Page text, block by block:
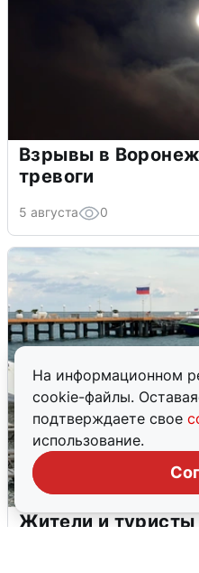
На информационном
cookie-файлы.
подтверждаете свое
использование.
Взрывы в
тревоги
5 августа 0
Жители и туристы